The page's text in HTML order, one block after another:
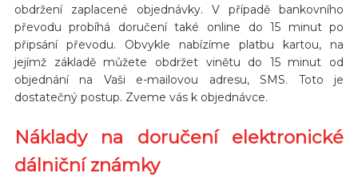
obdržení zaplacené objednávky. V případě bankovního
převodu probíhá doručení také online do 15 minut po
připsání převodu. Obvykle nabízíme platbu kartou, na
jejímž základě můžete obdržet vinětu do 15 minut od
objednání na Vaši e-mailovou adresu, SMS. Toto je
dostatečný postup. Zveme vás k objednávce.
Náklady na doručení elektronické
dálniční známky